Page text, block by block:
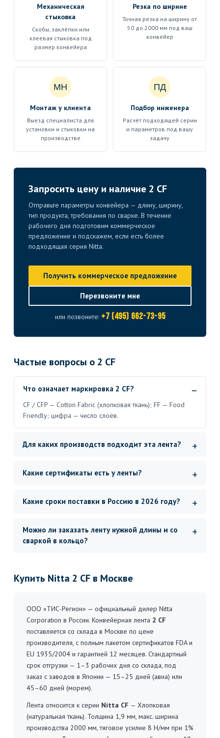
Механическая
стыковка
Скобы, заклёпки или
клеевая стыковка под
размер конвейера
Резка по ширине
Точная резка на ширину от
50 до 2000 мм под ваш
конвейер
МН
Монтаж у клиента
Выезд специалиста для
установки и стыковки на
производстве
ПД
Подбор инженера
Расчёт подходящей серии
и параметров под вашу
задачу
Запросить цену и наличие 2 CF
Отправьте параметры конвейера — длину, ширину,
тип продукта, требования по сварке. В течение
рабочего дня подготовим коммерческое
предложение и подскажем, если есть более
подходящая серия Nitta.
Получить коммерческое предложение
Перезвоните мне
или позвоните: +7 (495) 662-73-95
Частые вопросы о 2 CF
Что означает маркировка 2 CF?
CF / CFP — Cotton Fabric (хлопковая ткань); FF — Food
Friendly; цифра — число слоёв.
Для каких производств подходит эта лента?
Какие сертификаты есть у ленты?
Какие сроки поставки в Россию в 2026 году?
Можно ли заказать ленту нужной длины и со
сваркой в кольцо?
Купить Nitta 2 CF в Москве
ООО «ТИС-Регион» — официальный дилер Nitta
Corporation в России. Конвейерная лента 2 CF
поставляется со склада в Москве по цене
производителя, с полным пакетом сертификатов FDA и
EU 1935/2004 и гарантией 12 месяцев. Стандартный
срок отгрузки — 1–3 рабочих дня со склада, под
заказ с заводов в Японии — 15–25 дней (авиа) или
45–60 дней (морем).
Лента относится к серии Nitta CF — Хлопковая
(натуральная ткань). Толщина 1,9 мм, макс. ширина
производства 2000 мм, тяговое усилие 8 Н/мм при 1%